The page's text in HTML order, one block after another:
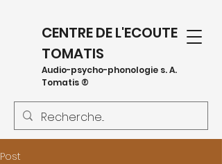
CENTRE DE L'ECOUTE
TOMATIS
Audio-psycho-phonologie s. A.
Tomatis ®
Post